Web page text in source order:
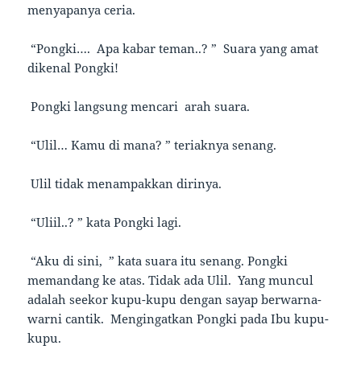
menyapanya ceria.
“Pongki…. Apa kabar teman..? ” Suara yang amat
dikenal Pongki!
Pongki langsung mencari arah suara.
“Ulil… Kamu di mana? ” teriaknya senang.
Ulil tidak menampakkan dirinya.
“Uliil..? ” kata Pongki lagi.
“Aku di sini, ” kata suara itu senang. Pongki
memandang ke atas. Tidak ada Ulil. Yang muncul
adalah seekor kupu-kupu dengan sayap berwarna-
warni cantik. Mengingatkan Pongki pada Ibu kupu-
kupu.